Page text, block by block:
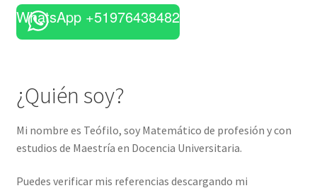
WhatsApp +51976438482
¿Quién soy?
Mi nombre es Teófilo, soy Matemático de profesión y con
estudios de Maestría en Docencia Universitaria.
Puedes verificar mis referencias descargando mi